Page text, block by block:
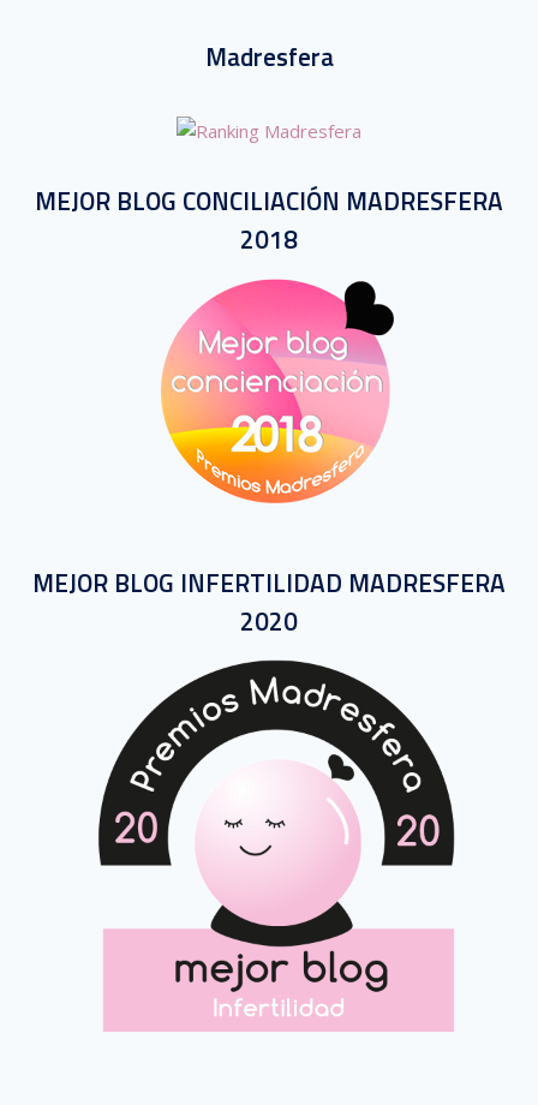
Madresfera
MEJOR BLOG CONCILIACIÓN MADRESFERA
2018
MEJOR BLOG INFERTILIDAD MADRESFERA
2020